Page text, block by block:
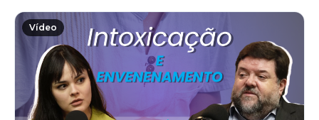
Vídeo